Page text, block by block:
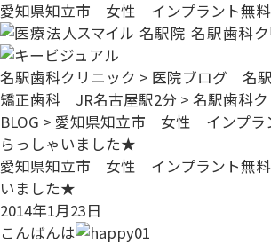
愛知県知立市 女性 インプラント無
名駅歯科クリニック > 医院ブログ｜名
矯正歯科｜JR名古屋駅2分 > 名駅歯科
BLOG > 愛知県知立市 女性 インプラ
らっしゃいました★
愛知県知立市 女性 インプラント無料
いました★
2014年1月23日
こんばんは